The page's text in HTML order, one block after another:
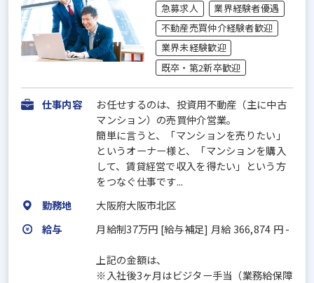
急募求人
業界経験者優遇
不動産売買仲介経験者歓迎
業界未経験歓迎
既卒・第2新卒歓迎
仕事内容
お任せするのは、投資用不動産（主に中古
マンション）の売買仲介営業。
簡単に言うと、「マンションを売りたい」
というオーナー様と、「マンションを購入
して、賃貸経営で収入を得たい」という方
をつなぐ仕事です...
勤務地
大阪府大阪市北区
給与
月給制37万円 [給与補足] 月給 366,874 円 -
上記の金額は、
※入社後3ヶ月はビジター手当（業務給保障